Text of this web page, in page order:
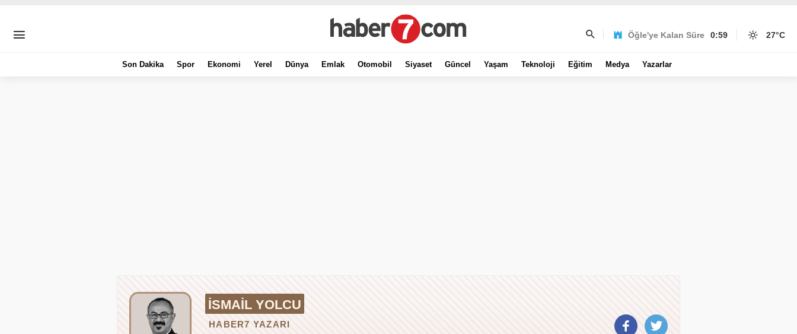
Öğle'ye Kalan Süre 0:59 27°C
Son Dakika Spor Ekonomi Yerel Dünya Emlak Otomobil Siyaset Güncel Yaşam Teknoloji Eğitim Medya Yazarlar
İSMAIL YOLCU
HABER7 YAZARI